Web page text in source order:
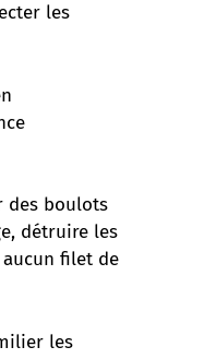
les
des boulots
détruire les
filet de
les